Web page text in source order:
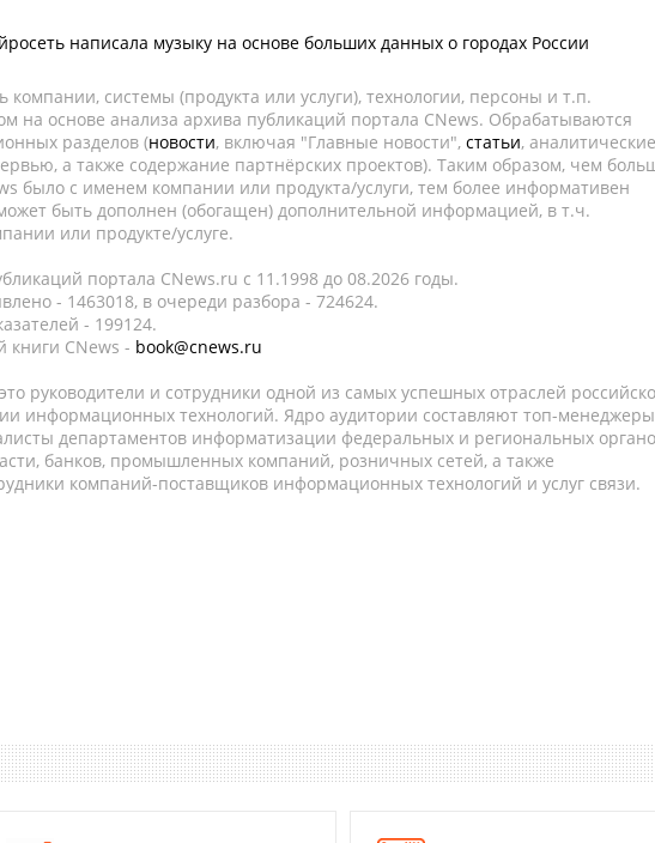
написала музыку на основе больших данных о городах России
системы (продукта или услуги), технологии, персоны и т.п.
на основе анализа архива публикаций портала CNews. Обрабатываются
разделов (новости, включая "Главные новости", статьи, аналитические
а также содержание партнёрских проектов). Таким образом, чем
было с именем компании или продукта/услуги, тем более информативен
быть дополнен (обогащен) дополнительной информацией, в т.ч.
или продукте/услуге.
портала CNews.ru c 11.1998 до 08.2026 годы.
- 1463018, в очереди разбора - 724624.
- 199124.
книги CNews - book@cnews.ru
руководители и сотрудники одной из самых успешных отраслей
информационных технологий. Ядро аудитории составляют топ-
департаментов информатизации федеральных и региональных
банков, промышленных компаний, розничных сетей, а также
компаний-поставщиков информационных технологий и услуг связи.